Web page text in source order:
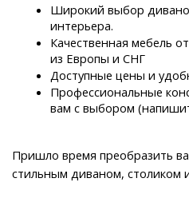
Широкий выбор
интерьера.
Качественная мебель
из Европы и СНГ
Доступные цены и
Профессиональные
вам с выбором
Пришло время преобразить
стильным диваном, столиком